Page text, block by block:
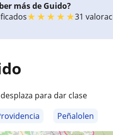
más de Guido?
★★★★★31
para dar clase
Peñalolen